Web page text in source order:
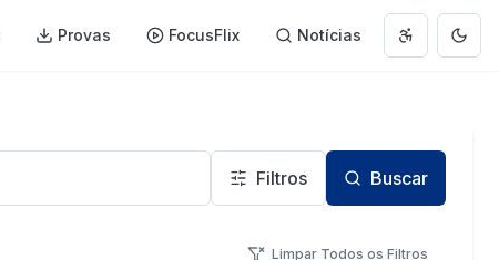
Provas FocusFlix Notícias Abrir menu
Filtros Buscar
Limpar Todos os Filtros